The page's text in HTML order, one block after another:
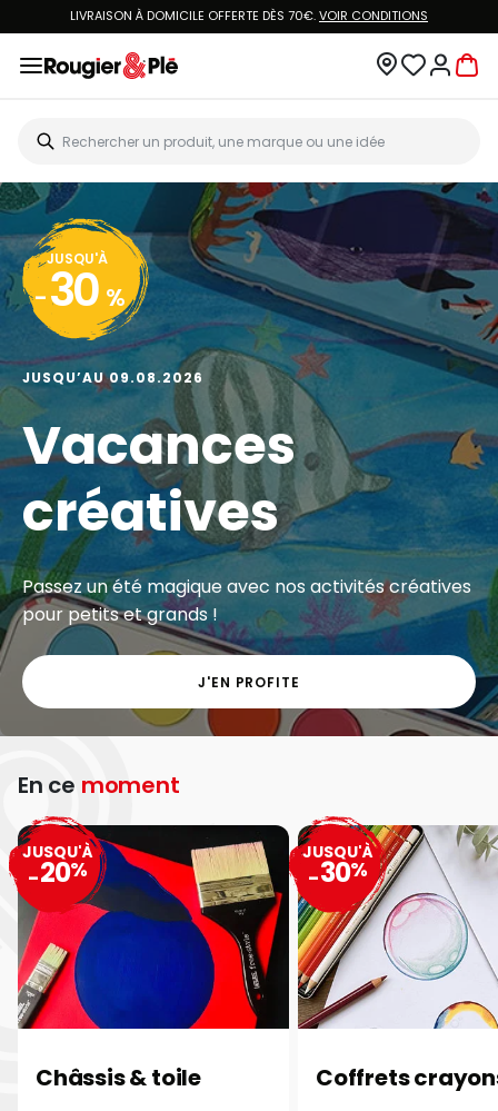
LIVRAISON À DOMICILE OFFERTE DÈS 70€.VOIR CONDITIONS
JUSQU'À
- 30 %
JUSQU’AU 09.08.2026
Vacances
créatives
Passez un été magique avec nos activités créatives
pour petits et grands !
J'EN PROFITE
En ce moment
Châssis & toile
JUSQU'À
-20%
Coffrets
JUSQU'À
-30%